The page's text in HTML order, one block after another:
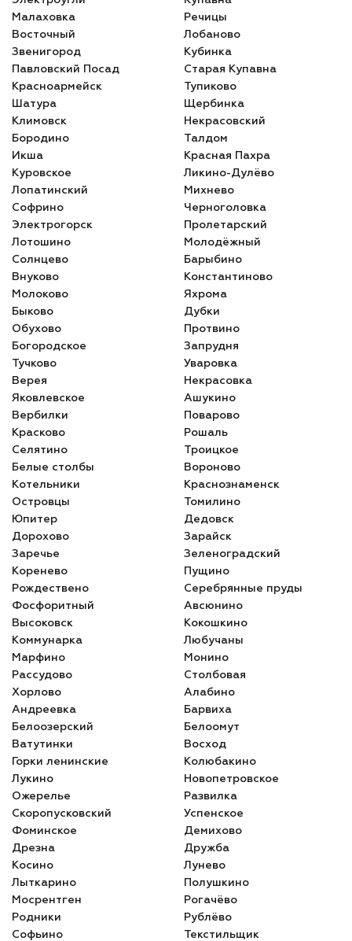
Малаховка
Речицы
Восточный
Лобаново
Звенигород
Кубинка
Павловский Посад
Старая Купавна
Красноармейск
Тупиково
Шатура
Щербинка
Климовск
Некрасовский
Бородино
Талдом
Икша
Красная Пахра
Куровское
Ликино-Дулёво
Лопатинский
Михнево
Софрино
Черноголовка
Электрогорск
Пролетарский
Лотошино
Молодёжный
Солнцево
Барыбино
Внуково
Константиново
Молоково
Яхрома
Быково
Дубки
Обухово
Протвино
Богородское
Запрудня
Тучково
Уваровка
Верея
Некрасовка
Яковлевское
Ашукино
Вербилки
Поварово
Красково
Рошаль
Селятино
Троицкое
Белые столбы
Вороново
Котельники
Краснознаменск
Островцы
Томилино
Юпитер
Дедовск
Дорохово
Зарайск
Заречье
Зеленоградский
Коренево
Пущино
Рождествено
Серебрянные пруды
Фосфоритный
Авсюнино
Высоковск
Кокошкино
Коммунарка
Любучаны
Марфино
Монино
Рассудово
Столбовая
Хорлово
Алабино
Андреевка
Барвиха
Белоозерский
Белоомут
Ватутинки
Восход
Горки ленинские
Колюбакино
Лукино
Новопетровское
Ожерелье
Развилка
Скоропусковский
Успенское
Фоминское
Демихово
Дрезна
Дружба
Косино
Лунево
Лыткарино
Полушкино
Мосрентген
Рогачёво
Родники
Рублёво
Софьино
Текстильщик